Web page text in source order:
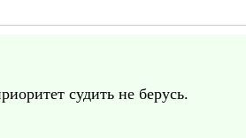
судить не берусь.